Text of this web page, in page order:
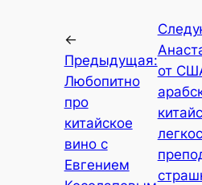
←
Предыдущая:
Любопитно
про
китайское
вино с
Евгением
от